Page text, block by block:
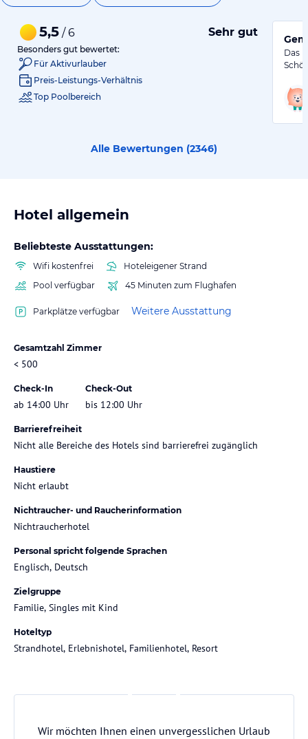
5,5 / 6 Sehr gut
Besonders gut bewertet:
Für Aktivurlauber
Preis-Leistungs-Verhältnis
Top Poolbereich
Das
Alle Bewertungen (2346)
Hotel allgemein
Beliebteste Ausstattungen:
Wifi kostenfrei
Hoteleigener Strand
Pool verfügbar
45 Minuten zum Flughafen
Parkplätze verfügbar Weitere Ausstattung
Gesamtzahl Zimmer
< 500
Check-In
ab 14:00 Uhr
Check-Out
bis 12:00 Uhr
Barrierefreiheit
Nicht alle Bereiche des Hotels sind barrierefrei zugänglich
Haustiere
Nicht erlaubt
Nichtraucher- und Raucherinformation
Nichtraucherhotel
Personal spricht folgende Sprachen
Englisch, Deutsch
Zielgruppe
Familie, Singles mit Kind
Hoteltyp
Strandhotel, Erlebnishotel, Familienhotel, Resort
Wir möchten Ihnen einen unvergesslichen Urlaub